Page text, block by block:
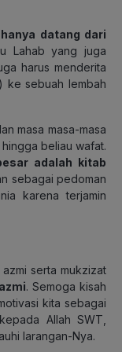
datang dari
Lahab yang juga
harus menderita
ke sebuah lembah
masa masa-masa
beliau wafat.
adalah kitab
sebagai pedoman
karena terjamin
serta mukzizat
. Semoga kisah
kita sebagai
Allah SWT,
larangan-Nya.